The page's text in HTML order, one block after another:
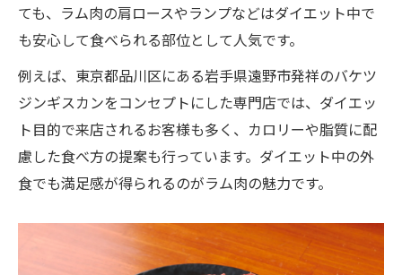
筋トレや美容意識の高い方にラム肉推奨
ラム肉で始める無理のないダイエット法
希少部位活用でラム肉の魅力を最大化
脂肪燃焼を促すラム肉活用のポイント
脂肪燃焼を助けるラム肉の食べ方を伝授
新鮮ラム肉の調理法で効果的にダイエット
脂肪分解に嬉しいラム肉×野菜の組み合わ
ても、ラム肉の肩ロースやランプなどはダイエット中で
も安心して食べられる部位として人気です。
例えば、東京都品川区にある岩手県遠野市発祥のバケツ
ジンギスカンをコンセプトにした専門店では、ダイエッ
ト目的で来店されるお客様も多く、カロリーや脂質に配
慮した食べ方の提案も行っています。ダイエット中の外
食でも満足感が得られるのがラム肉の魅力です。